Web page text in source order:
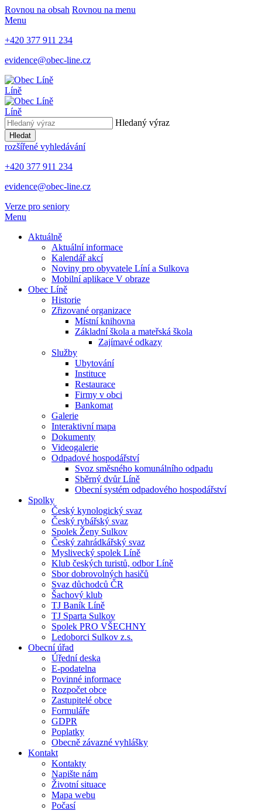
Rovnou na obsah Rovnou na menu
Menu
+420 377 911 234
evidence@obec-line.cz
Líně
Líně
Hledaný výraz
Hledat
rozšířené vyhledávání
+420 377 911 234
evidence@obec-line.cz
Verze pro seniory
Menu
Aktuálně
Aktuální informace
Kalendář akcí
Noviny pro obyvatele Líní a Sulkova
Mobilní aplikace V obraze
Obec Líně
Historie
Zřizované organizace
Místní knihovna
Základní škola a mateřská škola
Zajímavé odkazy
Služby
Ubytování
Instituce
Restaurace
Firmy v obci
Bankomat
Galerie
Interaktivní mapa
Dokumenty
Videogalerie
Odpadové hospodářství
Svoz směsného komunálního odpadu
Sběrný dvůr Líně
Obecní systém odpadového hospodářství
Spolky
Český kynologický svaz
Český rybářský svaz
Spolek Ženy Sulkov
Český zahrádkářský svaz
Myslivecký spolek Líně
Klub českých turistů, odbor Líně
Sbor dobrovolných hasičů
Svaz důchodců ČR
Šachový klub
TJ Baník Líně
TJ Sparta Sulkov
Spolek PRO VŠECHNY
Ledoborci Sulkov z.s.
Obecní úřad
Úřední deska
E-podatelna
Povinné informace
Rozpočet obce
Zastupitelé obce
Formuláře
GDPR
Poplatky
Obecně závazné vyhlášky
Kontakt
Kontakty
Napište nám
Životní situace
Mapa webu
Počasí